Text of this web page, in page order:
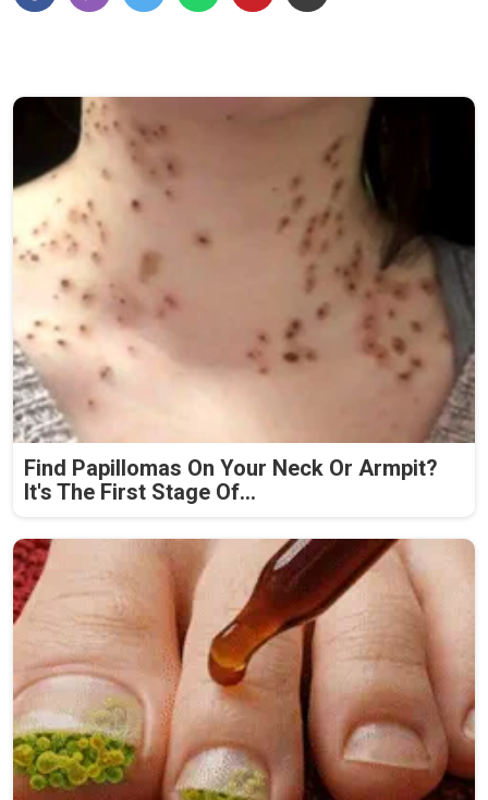
Find Papillomas On Your Neck Or Armpit?
It's The First Stage Of...